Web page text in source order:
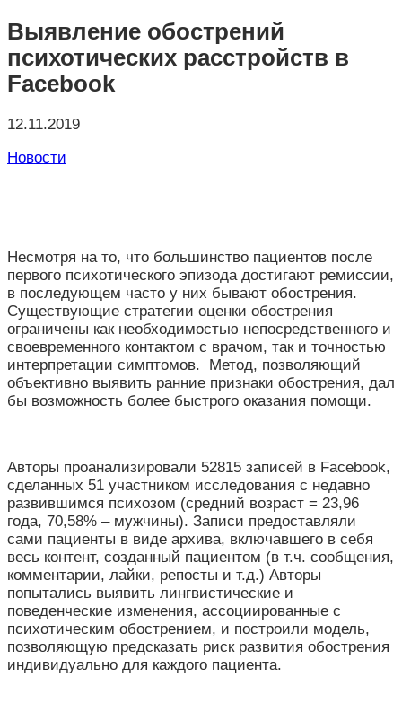
Выявление обострений
психотических расстройств в
Facebook
12.11.2019
Новости
Несмотря на то, что большинство пациентов после
первого психотического эпизода достигают ремиссии,
в последующем часто у них бывают обострения.
Существующие стратегии оценки обострения
ограничены как необходимостью непосредственного и
своевременного контактом с врачом, так и точностью
интерпретации симптомов. Метод, позволяющий
объективно выявить ранние признаки обострения, дал
бы возможность более быстрого оказания помощи.
Авторы проанализировали 52815 записей в Facebook,
сделанных 51 участником исследования с недавно
развившимся психозом (средний возраст = 23,96
года, 70,58% – мужчины). Записи предоставляли
сами пациенты в виде архива, включавшего в себя
весь контент, созданный пациентом (в т.ч. сообщения,
комментарии, лайки, репосты и т.д.) Авторы
попытались выявить лингвистические и
поведенческие изменения, ассоциированные с
психотическим обострением, и построили модель,
позволяющую предсказать риск развития обострения
индивидуально для каждого пациента.